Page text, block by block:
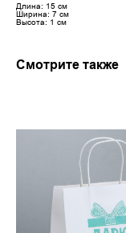
Длина: 15 см
Ширина: 7 см
Высота: 1 см
Смотрите также